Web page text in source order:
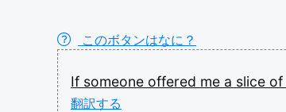
このボタンはなに？
If someone offered me a slice of
翻訳する